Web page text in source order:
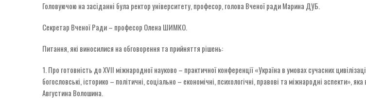
Головуючою на засіданні була ректор університету, професор, голова Вченої ради Марина ДУБ.
Секретар Вченої Ради – професор Олена ШИМКО.
Питання, які виносилися на обговорення та прийняття рішень:
1. Про готовність до ХVII міжнародної науково – практичної конференції «Україна в умовах сучасних
богословські, історико – політичні, соціально – економічні, психологічні, правові та міжнародні аспекти»,
Августина Волошина.